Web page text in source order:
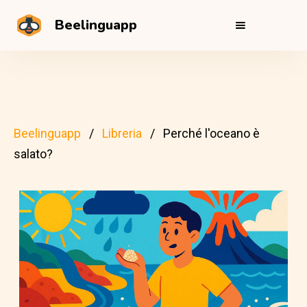
Beelinguapp
Beelinguapp Libreria
Perché l'oceano è
salato?